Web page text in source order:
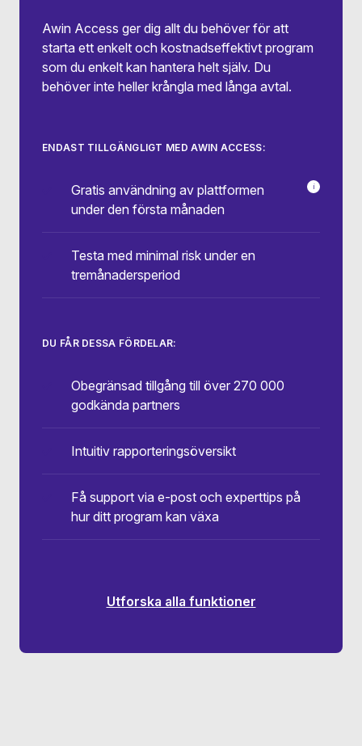
Awin Access ger dig allt du behöver för att
starta ett enkelt och kostnadseffektivt program
som du enkelt kan hantera helt själv. Du
behöver inte heller krångla med långa avtal.
ENDAST TILLGÄNGLIGT MED AWIN ACCESS:
Gratis användning av plattformen
under den första månaden
i
Testa med minimal risk under en
tremånadersperiod
DU FÅR DESSA FÖRDELAR:
Obegränsad tillgång till över 270 000
godkända partners
Intuitiv rapporteringsöversikt
Få support via e-post och experttips på
hur ditt program kan växa
Utforska alla funktioner